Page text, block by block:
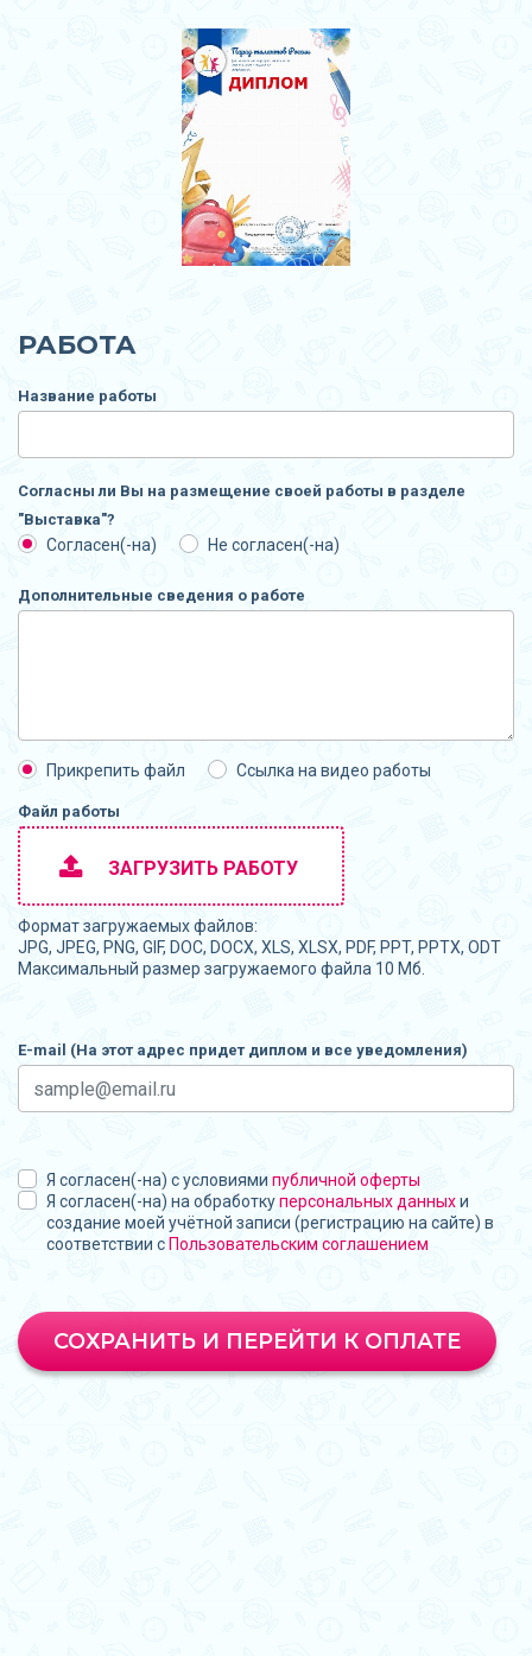
РАБОТА
Название работы
Согласны ли Вы на размещение своей работы в разделе
"Выставка"?
Согласен(-на) Не согласен(-на)
Дополнительные сведения о работе
Прикрепить файл Ссылка на видео работы
Файл работы
ЗАГРУЗИТЬ РАБОТУ
Формат загружаемых файлов:
JPG, JPEG, PNG, GIF, DOC, DOCX, XLS, XLSX, PDF, PPT, PPTX, ODT
Максимальный размер загружаемого файла 10 Мб.
E-mail (На этот адрес придет диплом и все уведомления)
Я согласен(-на) с условиями публичной оферты
Я согласен(-на) на обработкуперсональных данныхи
создание моей учётной записи (регистрацию на сайте) в
соответствии с Пользовательским соглашением
СОХРАНИТЬ И ПЕРЕЙТИ К ОПЛАТЕ